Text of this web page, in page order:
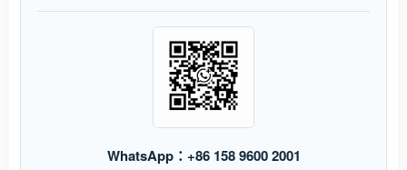
WhatsApp：+86 158 9600 2001